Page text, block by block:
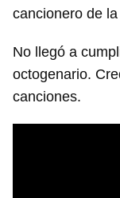
cancionero de
No llegó a
octogenario.
canciones.